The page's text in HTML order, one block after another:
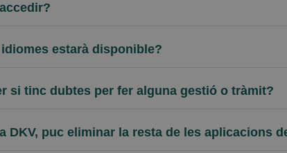
estarà disponible?
si tinc dubtes per fer alguna gestió o tràmit?
DKV, puc eliminar la resta de les aplicacions